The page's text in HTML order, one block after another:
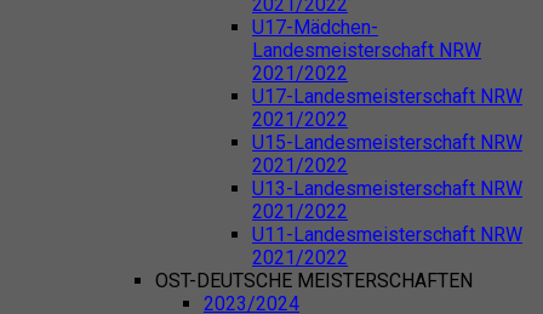
U17-Mädchen-
Landesmeisterschaft NRW
2021/2022
U17-Landesmeisterschaft NRW
2021/2022
U15-Landesmeisterschaft NRW
2021/2022
U13-Landesmeisterschaft NRW
2021/2022
U11-Landesmeisterschaft NRW
2021/2022
OST-DEUTSCHE MEISTERSCHAFTEN
2023/2024